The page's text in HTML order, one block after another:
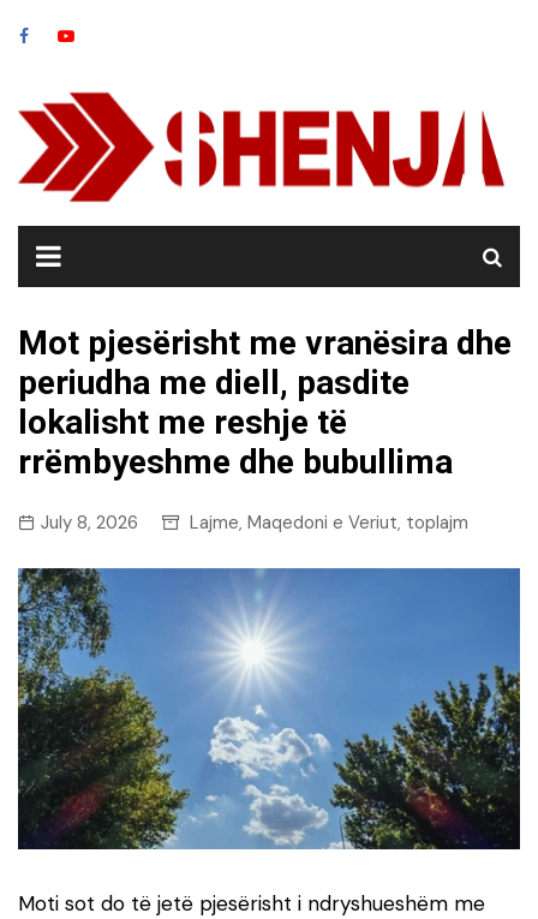
Mot pjesërisht me vranësira dhe
periudha me diell, pasdite
lokalisht me reshje të
rrëmbyeshme dhe bubullima
July 8, 2026 Lajme, Maqedoni e Veriut, toplajm
Moti sot do të jetë pjesërisht i ndryshueshëm me